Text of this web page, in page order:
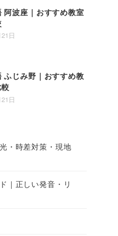
阿波座｜おすすめ教室
日
ふじみ野｜おすすめ教
日
・時差対策・現地
｜正しい発音・リ